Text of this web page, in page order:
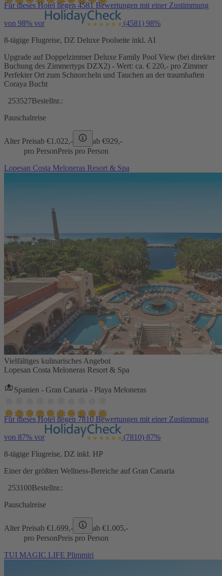
Für dieses Hotel liegen 4581 Bewertungen mit einer Zustimmung
von 98% vor (4581) 98%
8-tägige Flugreise, DZ Deluxe Poolseite inkl. AI
Upgrade auf Doppelzimmer Deluxe Family Pool View (bei direkter
Buchung des Zimmertyps DZX2) - Wert: ca. € 220,- pro Zimmer
Perfekter Ort zum Schnorcheln und Tauchen an der traumhaften
Coraya Bucht
253527Bestellnr.:
Pauschalreise
Alter Preisab €1.022,- ab €929,-
pro PersonPreis pro Person
Lopesan Costa Meloneras Resort & Spa
Vielfältiges kulinarisches Angebot
Lopesan Costa Meloneras Resort & Spa
Spanien - Gran Canaria - Playa Meloneras
Für dieses Hotel liegen 7810 Bewertungen mit einer Zustimmung
von 87% vor (7810) 87%
8-tägige Flugreise, DZ inkl. HP
Einer der größten Wellness-Bereiche auf Gran Canaria
253100Bestellnr.:
Pauschalreise
Alter Preisab €1.699,- ab €1.005,-
pro PersonPreis pro Person
TUI MAGIC LIFE Plimmiri